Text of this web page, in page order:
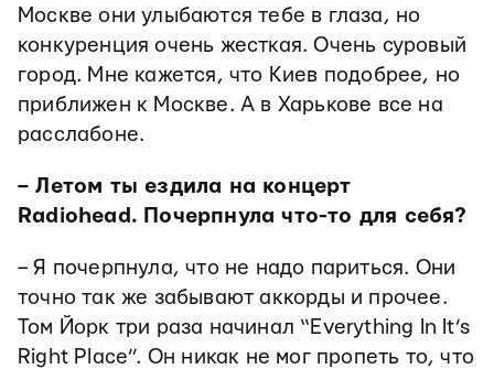
Москве они улыбаются тебе в глаза, но
конкуренция очень жесткая. Очень суровый
город. Мне кажется, что Киев подобрее, но
приближен к Москве. А в Харькове все на
расслабоне.
– Летом ты ездила на концерт
Radiohead. Почерпнула что-то для себя?
– Я почерпнула, что не надо париться. Они
точно так же забывают аккорды и прочее.
Том Йорк три раза начинал “Everything In It’s
Right Place”. Он никак не мог пропеть то, что